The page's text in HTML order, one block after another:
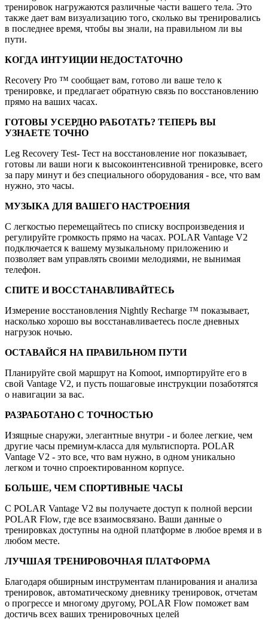
тренировок нагружаются различные части вашего тела. Это
также дает вам визуализацию того, сколько вы тренировались
в последнее время, чтобы вы знали, на правильном ли вы
пути.
КОГДА ИНТУИЦИИ НЕДОСТАТОЧНО
Recovery Pro ™ сообщает вам, готово ли ваше тело к
тренировке, и предлагает обратную связь по восстановлению
прямо на ваших часах.
ГОТОВЫ УСЕРДНО РАБОТАТЬ? ТЕПЕРЬ ВЫ
УЗНАЕТЕ ТОЧНО
Leg Recovery Test- Тест на восстановление ног показывает,
готовы ли ваши ноги к высокоинтенсивной тренировке, всего
за пару минут и без специального оборудования - все, что вам
нужно, это часы.
МУЗЫКА ДЛЯ ВАШЕГО НАСТРОЕНИЯ
С легкостью перемещайтесь по списку воспроизведения и
регулируйте громкость прямо на часах. POLAR Vantage V2
подключается к вашему музыкальному приложению и
позволяет вам управлять своими мелодиями, не вынимая
телефон.
СПИТЕ И ВОССТАНАВЛИВАЙТЕСЬ
Измерение восстановления Nightly Recharge ™ показывает,
насколько хорошо вы восстанавливаетесь после дневных
нагрузок ночью.
ОСТАВАЙСЯ НА ПРАВИЛЬНОМ ПУТИ
Планируйте свой маршрут на Komoot, импортируйте его в
свой Vantage V2, и пусть пошаговые инструкции позаботятся
о навигации за вас.
РАЗРАБОТАНО С ТОЧНОСТЬЮ
Изящные снаружи, элегантные внутри - и более легкие, чем
другие часы премиум-класса для мультиспорта. POLAR
Vantage V2 - это все, что вам нужно, в одном уникально
легком и точно спроектированном корпусе.
БОЛЬШЕ, ЧЕМ СПОРТИВНЫЕ ЧАСЫ
С POLAR Vantage V2 вы получаете доступ к полной версии
POLAR Flow, где все взаимосвязано. Ваши данные о
тренировках доступны на одной платформе в любое время и в
любом месте.
ЛУЧШАЯ ТРЕНИРОВОЧНАЯ ПЛАТФОРМА
Благодаря обширным инструментам планирования и анализа
тренировок, автоматическому дневнику тренировок, отчетам
о прогрессе и многому другому, POLAR Flow поможет вам
достичь всех ваших тренировочных целей